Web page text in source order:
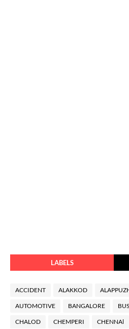
LABELS
ACCIDENT ALAKKOD
AUTOMOTIVE BANGALORE
CHALOD CHEMPERI CHENNAl